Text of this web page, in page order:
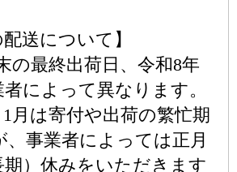
配送について】
の最終出荷日、令和8年
によって異なります。
月は寄付や出荷の繁忙期
、事業者によっては正月
）休みをいただきます